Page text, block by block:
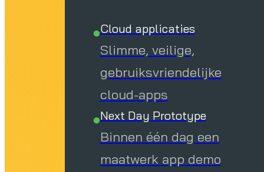
Cloud applicaties
Slimme, veilige,
gebruiksvriendelijke
cloud-apps
Next Day Prototype
Binnen één dag een
maatwerk app demo